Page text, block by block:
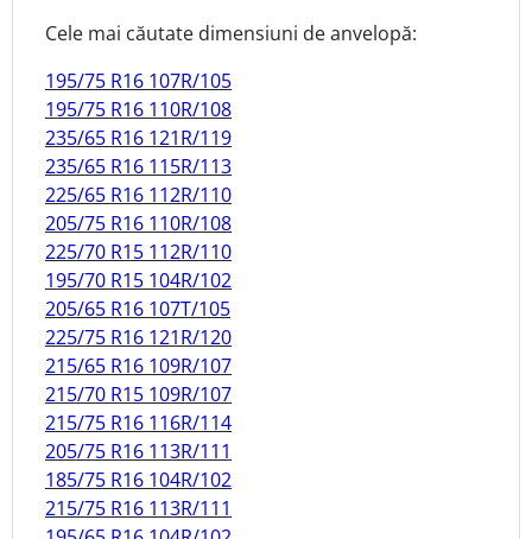
Cele mai căutate dimensiuni de anvelopă:
195/75 R16 107R/105
195/75 R16 110R/108
235/65 R16 121R/119
235/65 R16 115R/113
225/65 R16 112R/110
205/75 R16 110R/108
225/70 R15 112R/110
195/70 R15 104R/102
205/65 R16 107T/105
225/75 R16 121R/120
215/65 R16 109R/107
215/70 R15 109R/107
215/75 R16 116R/114
205/75 R16 113R/111
185/75 R16 104R/102
215/75 R16 113R/111